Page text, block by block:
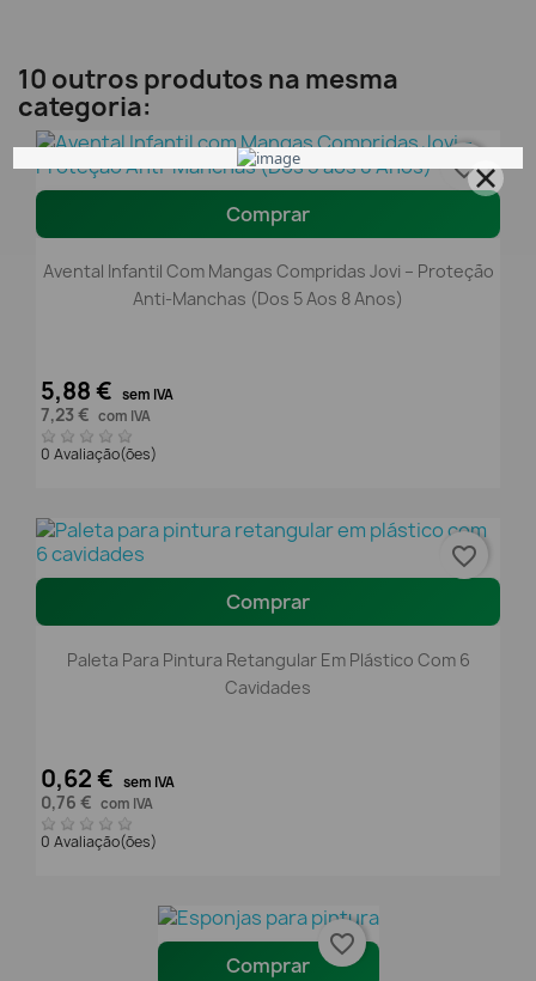
10 outros produtos na mesma
categoria:
Comprar
Avental Infantil Com Mangas Compridas Jovi – Proteção
Anti-Manchas (Dos 5 Aos 8 Anos)
5,88 € sem IVA
7,23 € com IVA
0 Avaliação(ões)
favorite_border
Comprar
Paleta Para Pintura Retangular Em Plástico Com 6
Cavidades
0,62 € sem IVA
0,76 € com IVA
0 Avaliação(ões)
favorite_border
Comprar
favorite_border